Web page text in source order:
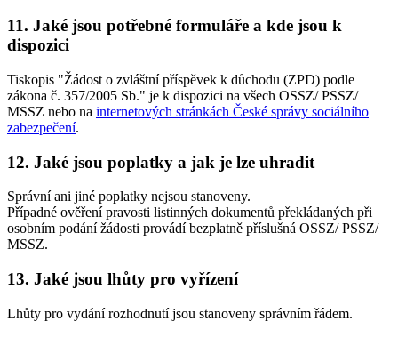
11. Jaké jsou potřebné formuláře a kde jsou k
dispozici
Tiskopis "Žádost o zvláštní příspěvek k důchodu (ZPD) podle
zákona č. 357/2005 Sb." je k dispozici na všech OSSZ/ PSSZ/
MSSZ nebo na internetových stránkách České správy sociálního
zabezpečení.
12. Jaké jsou poplatky a jak je lze uhradit
Správní ani jiné poplatky nejsou stanoveny.
Případné ověření pravosti listinných dokumentů překládaných při
osobním podání žádosti provádí bezplatně příslušná OSSZ/ PSSZ/
MSSZ.
13. Jaké jsou lhůty pro vyřízení
Lhůty pro vydání rozhodnutí jsou stanoveny správním řádem.